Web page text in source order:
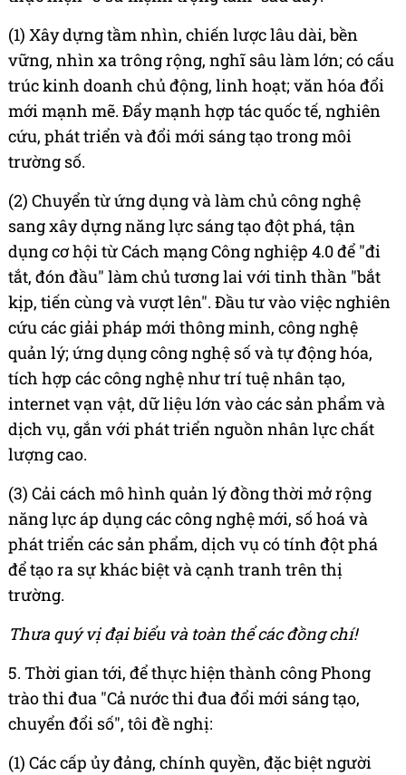
(1) Xây dựng tầm nhìn, chiến lược lâu dài, bền
vững, nhìn xa trông rộng, nghĩ sâu làm lớn; có cấu
trúc kinh doanh chủ động, linh hoạt; văn hóa đổi
mới mạnh mẽ. Đẩy mạnh hợp tác quốc tế, nghiên
cứu, phát triển và đổi mới sáng tạo trong môi
trường số.
(2) Chuyển từ ứng dụng và làm chủ công nghệ
sang xây dựng năng lực sáng tạo đột phá, tận
dụng cơ hội từ Cách mạng Công nghiệp 4.0 để "đi
tắt, đón đầu" làm chủ tương lai với tinh thần "bắt
kịp, tiến cùng và vượt lên". Đầu tư vào việc nghiên
cứu các giải pháp mới thông minh, công nghệ
quản lý; ứng dụng công nghệ số và tự động hóa,
tích hợp các công nghệ như trí tuệ nhân tạo,
internet vạn vật, dữ liệu lớn vào các sản phẩm và
dịch vụ, gắn với phát triển nguồn nhân lực chất
lượng cao.
(3) Cải cách mô hình quản lý đồng thời mở rộng
năng lực áp dụng các công nghệ mới, số hoá và
phát triển các sản phẩm, dịch vụ có tính đột phá
để tạo ra sự khác biệt và cạnh tranh trên thị
trường.
Thưa quý vị đại biểu và toàn thể các đồng chí!
5. Thời gian tới, để thực hiện thành công Phong
trào thi đua "Cả nước thi đua đổi mới sáng tạo,
chuyển đổi số", tôi đề nghị:
(1) Các cấp ủy đảng, chính quyền, đặc biệt người